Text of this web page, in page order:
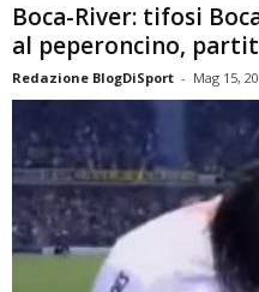
Boca-River: tifosi
al peperoncino,
Redazione BlogDiSport - Mag 15,